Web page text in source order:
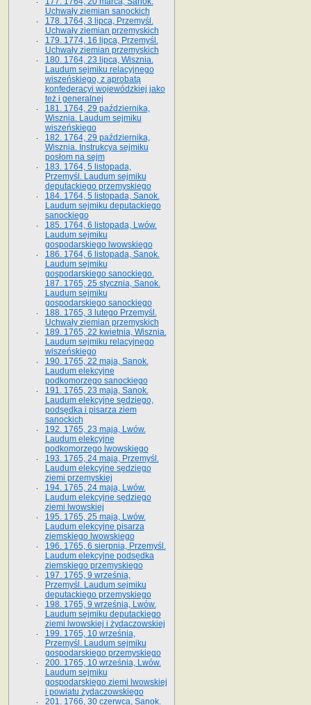
Uchwały ziemian sanockich
178. 1764, 3 lipca, Przemyśl.
Uchwały ziemian przemyskich
179. 1774, 16 lipca, Przemyśl.
Uchwały ziemian przemyskich
180. 1764, 23 lipca, Wisznia.
Laudum sejmiku relacyjnego
wiszeńskiego, z aprobatą
konfederacyi wojewódzkiej jako
też i generalnej
181. 1764, 29 października,
Wisznia. Laudum sejmiku
wiszeńskiego
182. 1764, 29 października,
Wisznia. Instrukcya sejmiku
posłom na sejm
183. 1764, 5 listopada,
Przemyśl. Laudum sejmiku
deputackiego przemyskiego
184. 1764, 5 listopada, Sanok.
Laudum sejmiku deputackiego
sanockiego
185. 1764, 6 listopada, Lwów.
Laudum sejmiku
gospodarskiego lwowskiego
186. 1764, 6 listopada, Sanok.
Laudum sejmiku
gospodarskiego sanockiego.
187. 1765, 25 stycznia, Sanok.
Laudum sejmiku
gospodarskiego sanockiego
188. 1765, 3 lutego Przemyśl.
Uchwały ziemian przemyskich
189. 1765, 22 kwietnia, Wisznia.
Laudum sejmiku relacyjnego
wiszeńskiego
190. 1765, 22 maja, Sanok.
Laudum elekcyjne
podkomorzego sanockiego
191. 1765, 23 maja, Sanok.
Laudum elekcyjne sędziego,
podsędka i pisarza ziem
sanockich
192. 1765, 23 maja, Lwów.
Laudum elekcyjne
podkomorzego lwowskiego
193. 1765, 24 maja, Przemyśl.
Laudum elekcyjne sędziego
ziemi przemyskiej
194. 1765, 24 maja, Lwów.
Laudum elekcyjne sędziego
ziemi lwowskiej
195. 1765, 25 maja, Lwów.
Laudum elekcyjne pisarza
ziemskiego lwowskiego
196. 1765, 6 sierpnia, Przemyśl.
Laudum elekcyjne podsędka
ziemskiego przemyskiego
197. 1765, 9 września,
Przemyśl. Laudum sejmiku
deputackiego przemyskiego
198. 1765, 9 września, Lwów.
Laudum sejmiku deputackiego
ziemi lwowskiej i żydaczowskiej
199. 1765, 10 września,
Przemyśl. Laudum sejmiku
gospodarskiego przemyskiego
200. 1765, 10 września, Lwów.
Laudum sejmiku
gospodarskiego ziemi lwowskiej
i powiatu żydaczowskiego
201. 1766, 30 czerwca, Sanok.